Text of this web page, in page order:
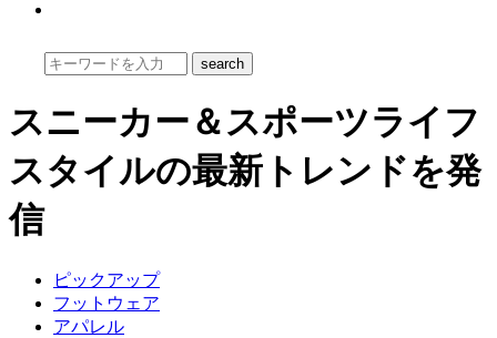
スニーカー＆スポーツライフ
スタイルの最新トレンドを発
信
ピックアップ
フットウェア
アパレル